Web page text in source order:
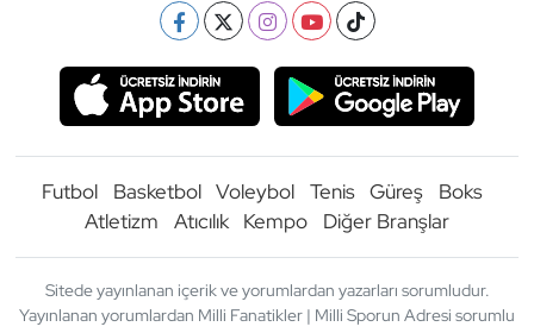
Futbol Basketbol Voleybol Tenis Güreş
Boks
Atletizm
Atıcılık Kempo Diğer Branşlar
Sitede yayınlanan içerik ve yorumlardan yazarları sorumludur.
Yayınlanan yorumlardan Milli Fanatikler | Milli Sporun Adresi sorumlu